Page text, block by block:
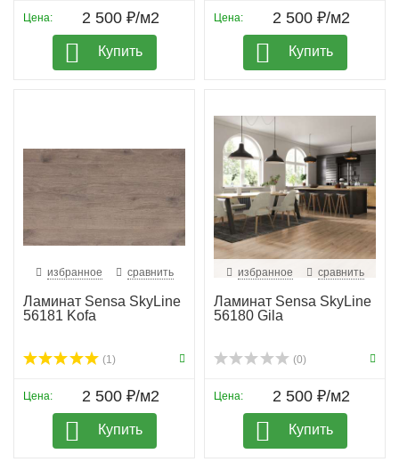
Цена: 2 500 ₽/м2
Купить
Цена: 2 500 ₽/м2
Купить
избранное сравнить
Ламинат Sensa SkyLine
56181 Kofa
(1)
Цена: 2 500 ₽/м2
Купить
избранное сравнить
Ламинат Sensa SkyLine
56180 Gila
(0)
Цена: 2 500 ₽/м2
Купить